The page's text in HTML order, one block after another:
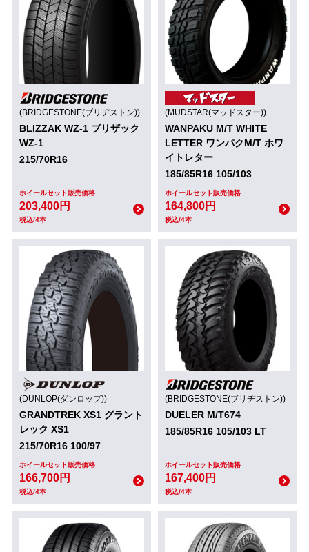
(BRIDGESTONE(ブリヂストン))
BLIZZAK WZ-1 ブリザック
WZ-1
215/70R16
ホイールセット販売価格
203,400円
税込/4本
(MUDSTAR(マッドスター))
WANPAKU M/T WHITE
LETTER ワンパクM/T ホワ
イトレター
185/85R16 105/103
ホイールセット販売価格
164,800円
税込/4本
(DUNLOP(ダンロップ))
GRANDTREK XS1 グラント
レック XS1
215/70R16 100/97
ホイールセット販売価格
166,700円
税込/4本
(BRIDGESTONE(ブリヂストン))
DUELER M/T674
185/85R16 105/103 LT
ホイールセット販売価格
167,400円
税込/4本